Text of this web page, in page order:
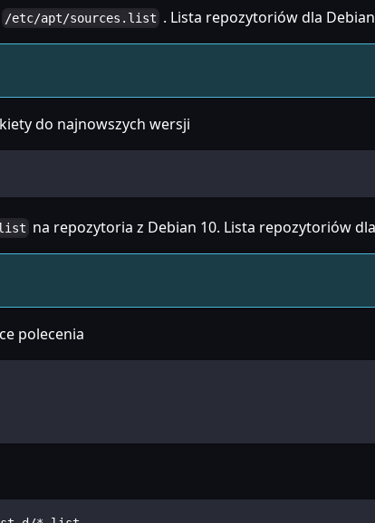
/etc/apt/sources.list . Lista repozytoriów dla
do najnowszych wersji
na repozytoria z Debian 10. Lista repozytoriów
polecenia